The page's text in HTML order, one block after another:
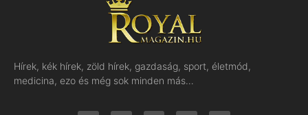
Hírek, kék hírek, zöld hírek, gazdaság, sport, életmód,
medicina, ezo és még sok minden más…